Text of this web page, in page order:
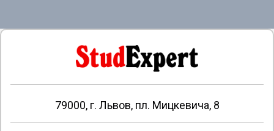
79000, г. Львов, пл. Мицкевича, 8